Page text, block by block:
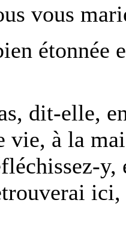
vous
étonnée
dit-elle,
vie, à la
y,